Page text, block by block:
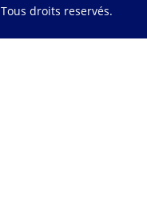
Tous droits reservés.